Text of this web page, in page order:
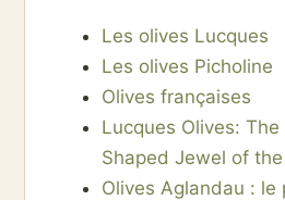
Les olives Lucques
Les olives Picholine
Olives françaises
Lucques Olives:
Shaped Jewel of
Olives Aglandau : le